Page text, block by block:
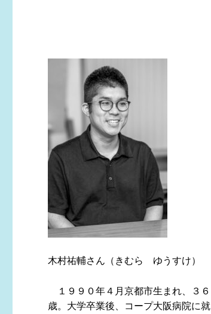
木村祐輔さん（きむら ゆうすけ）
１９９０年４月京都市生まれ、３６
歳。大学卒業後、コープ大阪病院に就